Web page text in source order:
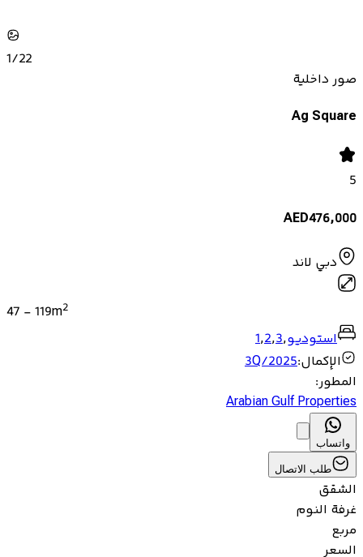
1/22
صور داخلية
Ag Square
5
AED476,000
دبي لاند
47 - 119m2
استوديو,
1,2,3
الإكمال:
3Q/2025
المطور:
Arabian Gulf Properties
واتساب
طلب الاتصال
الشقق
غرفة النوم
مربع
السعر